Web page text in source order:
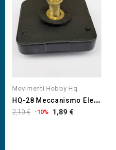
Movimenti Hobby Hq
H
Q-28 Meccanismo Elevato...
Prezzo
2,10 € -10% Prezzo
1,89 €